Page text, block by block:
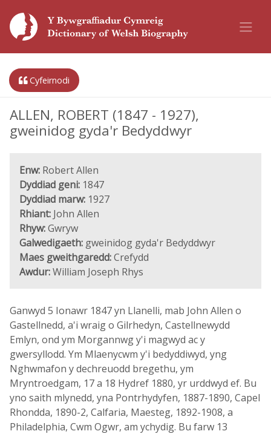
Cyfeirnodi
ALLEN, ROBERT (1847 - 1927),
gweinidog gyda'r Bedyddwyr
Enw: Robert Allen
Dyddiad geni: 1847
Dyddiad marw: 1927
Rhiant: John Allen
Rhyw:Gwryw
Galwedigaeth: gweinidog gyda'r Bedyddwyr
Maes gweithgaredd:Crefydd
Awdur:William Joseph Rhys
Ganwyd 5 Ionawr 1847 yn Llanelli, mab John Allen o
Gastellnedd, a'i wraig o Gilrhedyn, Castellnewydd
Emlyn, ond ym Morgannwg y'i magwyd ac y
gwersyllodd. Ym Mlaenycwm y'i bedyddiwyd, yng
Nghwmafon y dechreuodd bregethu, ym
Mryntroedgam, 17 a 18 Hydref 1880, yr urddwyd ef. Bu
yno saith mlynedd, yna Pontrhydyfen, 1887-1890, Capel
Rhondda, 1890-2, Calfaria, Maesteg, 1892-1908, a
Philadelphia, Cwm Ogwr, am ychydig. Bu farw 13